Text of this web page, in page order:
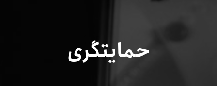
حمایتگری